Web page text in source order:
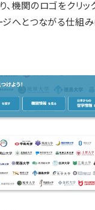
、機関のロゴをクリッ
へとつながる仕組み